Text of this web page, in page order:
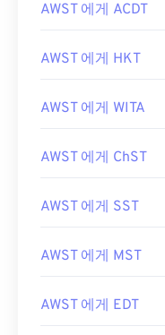
AWST 에게 ACDT
AWST 에게 HKT
AWST 에게 WITA
AWST 에게 ChST
AWST 에게 SST
AWST 에게 MST
AWST 에게 EDT